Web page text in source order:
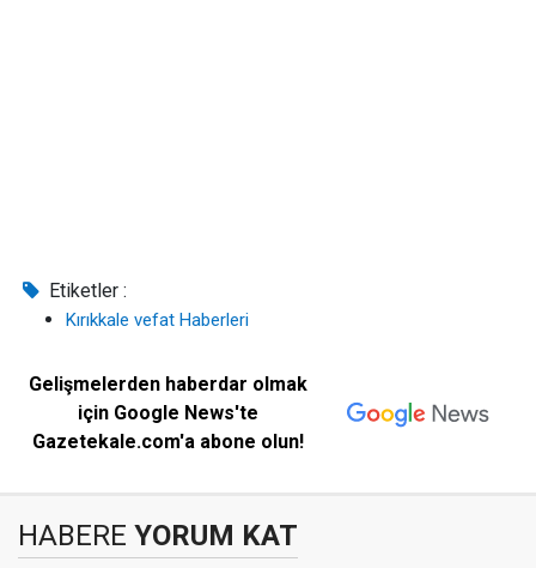
Etiketler :
Kırıkkale vefat Haberleri
Gelişmelerden haberdar olmak
için Google News'te
Gazetekale.com'a abone olun!
HABERE YORUM KAT